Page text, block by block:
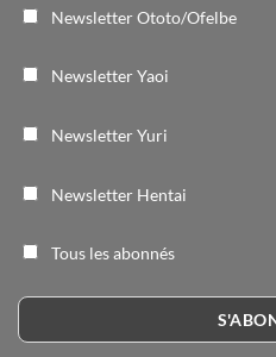
Newsletter Ototo/Ofelbe
Newsletter Yaoi
Newsletter Yuri
Newsletter Hentai
Tous les abonnés